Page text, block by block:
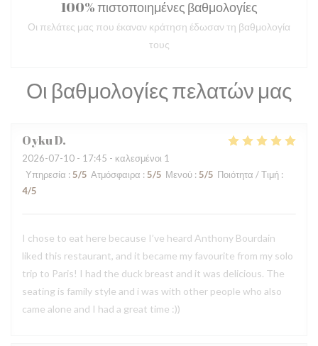
Οι βαθμολογίες πελατών μας
OykuD
2026-07-10 - 17:45 - καλεσμένοι 1
Υπηρεσία : 5/5 Ατμόσφαιρα : 5/5 Μενού : 5/5 Ποιότητα / Τιμή :
4/5
I chose to eat here because I’ve heard Anthony Bourdain
liked this restaurant, and it became my favourite from my solo
trip to Paris! I had the duck breast and it was delicious. The
seating is family style and i was with other people who also
came alone and I had a great time :))
100% πιστοποιημένες βαθμολογίες
Οι πελάτες μας που έκαναν κράτηση έδωσαν τη βαθμολογία
τους